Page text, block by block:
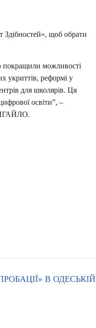
Здібностей», щоб обрати
покращили можливості
укриттів, реформі у
для школярів. Ця
освіти”, –
В ОДЕСЬКІЙ